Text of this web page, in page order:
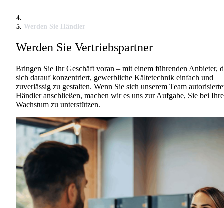
Werden Sie Händler
Werden Sie Vertriebspartner
Bringen Sie Ihr Geschäft voran – mit einem führenden Anbieter,
sich darauf konzentriert, gewerbliche Kältetechnik einfach und
zuverlässig zu gestalten. Wenn Sie sich unserem Team
Händler anschließen, machen wir es uns zur Aufgabe, Sie bei
Wachstum zu unterstützen.